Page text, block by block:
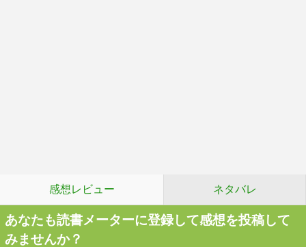
感想レビュー ネタバレ
あなたも読書メーターに登録して感想を投稿して
みませんか？